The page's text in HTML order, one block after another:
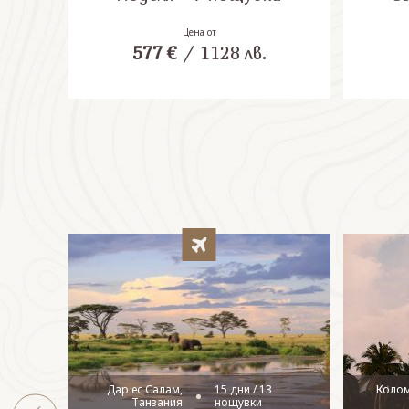
Цена от
577 €/ 1128 лв.
Дар ес Салам,
Танзания
15 дни / 13
нощувки